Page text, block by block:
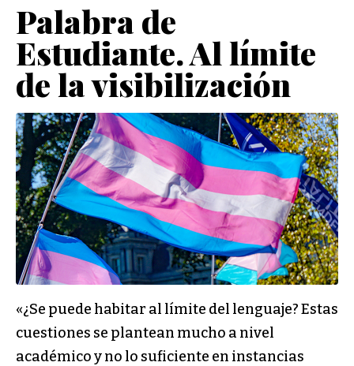
Palabra de
Estudiante. Al límite
de la visibilización
«¿Se puede habitar al límite del lenguaje? Estas
cuestiones se plantean mucho a nivel
académico y no lo suficiente en instancias